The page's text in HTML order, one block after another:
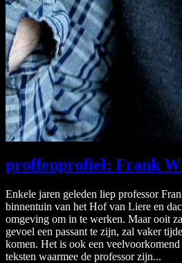
proffenprofiel: Frank
Enkele jaren geleden liep professor
binnentuin van het Hof van Liere en
omgeving om in te werken. Maar ooit
gevoel een passant te zijn, zal vaker
komen. Het is ook een
teksten waarmee de professor zijn...